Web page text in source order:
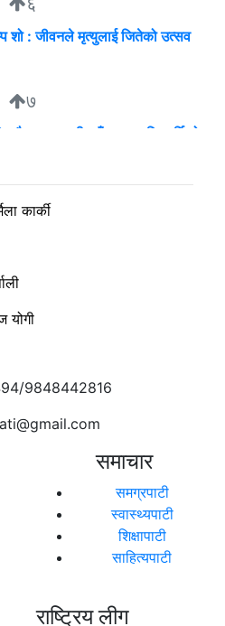
शो : जीवनले मृत्युलाई जितेको उत्सव
७
खानतलासी, पाँच घन्टापछि फर्कियो
कार्की
योगी
9848442816
समाचार
समग्रपाटी
स्वास्थ्यपाटी
शिक्षापाटी
साहित्यपाटी
राष्ट्रिय लीग